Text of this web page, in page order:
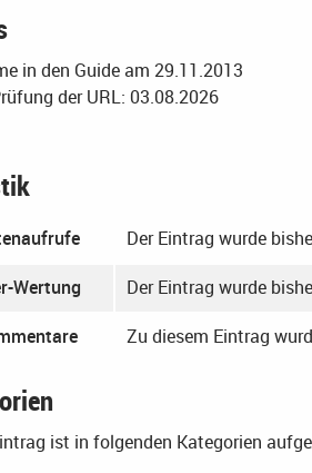
in den Guide am 29.11.2013
der URL: 03.08.2026
Der Eintrag wurde
Wertung
Der Eintrag wurde
Zu diesem Eintrag
ist in folgenden Kategorien